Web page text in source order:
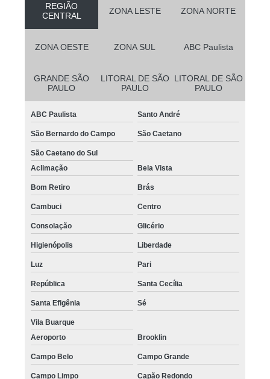
REGIÃO
CENTRAL
ZONA LESTE ZONA NORTE
ZONA OESTE ZONA SUL ABC Paulista
GRANDE SÃO
PAULO
LITORAL DE SÃO
PAULO
LITORAL DE SÃO
PAULO
ABC Paulista Santo André
São Bernardo do Campo São Caetano
São Caetano do Sul
Aclimação
Bela Vista
Bom Retiro Brás
Cambuci Centro
Consolação Glicério
Higienópolis Liberdade
Luz Pari
República Santa Cecília
Santa Efigênia Sé
Vila Buarque
Aeroporto
Brooklin
Campo Belo Campo Grande
Campo Limpo Capão Redondo